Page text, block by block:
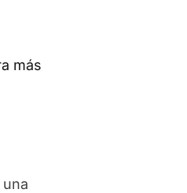
más